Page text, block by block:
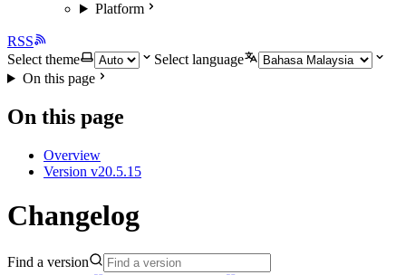
Platform
RSS
Select theme
Select language
On this page
On this page
Overview
Version v20.5.15
Changelog
Find a version